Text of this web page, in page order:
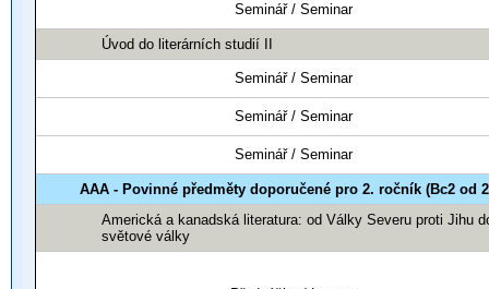
Seminář / Seminar
Úvod do literárních studií II
Seminář / Seminar
Seminář / Seminar
Seminář / Seminar
AAA - Povinné předměty doporučené pro 2. ročník (Bc2 od
Americká a kanadská literatura: od Války Severu proti Jihu
světové války